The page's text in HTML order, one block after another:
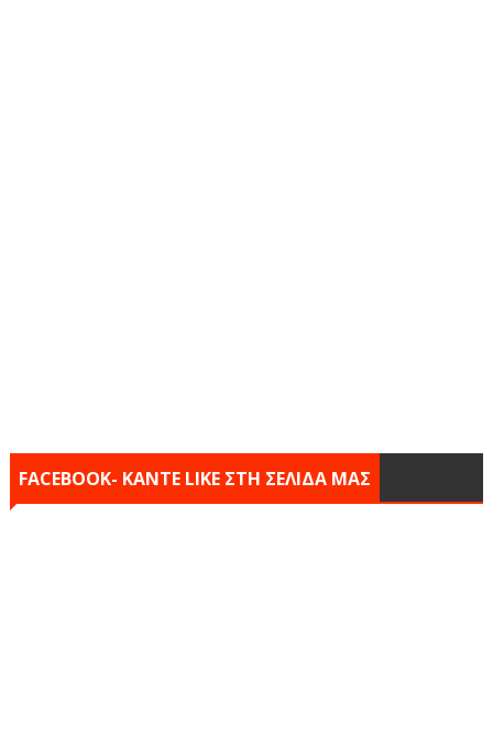
FACEBOOK- KANTE LIKE ΣΤΗ ΣΕΛΙΔΑ ΜΑΣ